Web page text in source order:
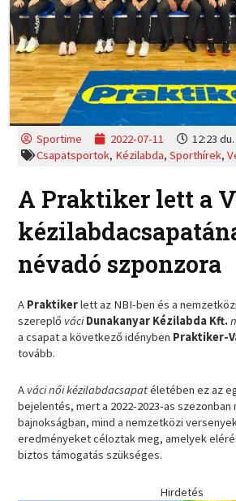
Sportime 2022-07-11
12:23 du.
Csapatsportok, Kézilabda,Sporthírek,
A Praktiker lett a
névadó szponzora
A Praktikerlett az NBI-ben és a
szereplő váciDunakanyar Kézilabda Kft.
a csapat a következő idényben Praktiker-
tovább.
A váci női kézilabdacsapatéletében ez az
bejelentés, mert a 2022-2023-as szezonban
bajnokságban, mind a nemzetközi
eredményeket céloztak meg, amelyek
biztos támogatás szükséges.
Hirdetés